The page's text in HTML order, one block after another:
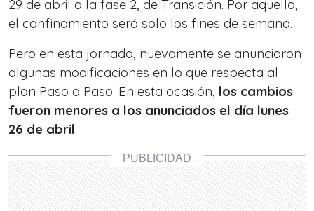
29 de abril a la fase 2, de Transición. Por aquello,
el confinamiento será solo los fines de semana.
Pero en esta jornada, nuevamente se anunciaron
algunas modificaciones en lo que respecta al
plan Paso a Paso. En esta ocasión, los cambios
fueron menores a los anunciados el día lunes
26 de abril.